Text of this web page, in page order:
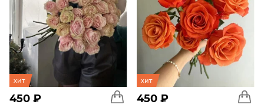
хит
450 ₽
хит
450 ₽